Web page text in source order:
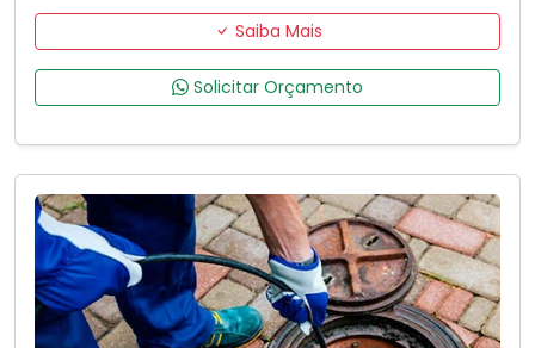
Saiba Mais
Solicitar Orçamento